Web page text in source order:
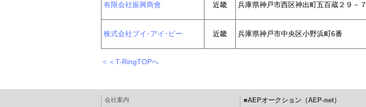
有限会社振興商會 近畿 兵庫県神戸市西区神出町五百蔵２９－７
株式会社ブイ･アイ･ピー 近畿 兵庫県神戸市中央区小野浜町6番
＜＜T-RingTOPへ
会社案内 ■AEPオークション（AEP-net）